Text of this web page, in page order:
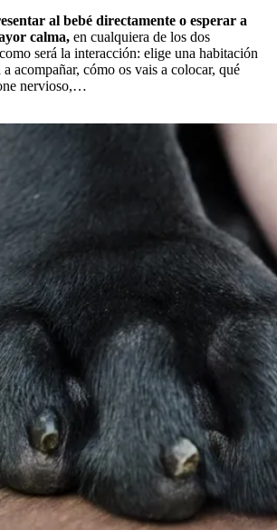
al bebé directamente o esperar a
calma, en cualquiera de los dos
será la interacción: elige una habitación
acompañar, cómo os vais a colocar, qué
nervioso,…